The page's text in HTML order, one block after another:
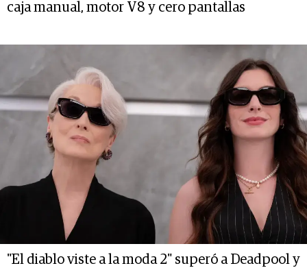
caja manual, motor V8 y cero pantallas
"El diablo viste a la moda 2" superó a Deadpool y